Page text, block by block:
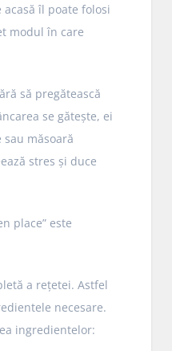
îl poate folosi
modul în care
să pregătească
se gătește, ei
măsoară
stres și duce
place” este
a rețetei. Astfel
necesare.
ingredientelor: